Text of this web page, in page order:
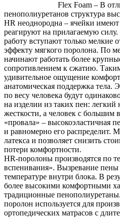
Flex Foam – В
пенополиуретанов структура
HR неоднородна – ячейки
реагируют на прилагаемую силу.
работу вступают только мелкие
эффекту мягкого поролона. По
начинают работать более
сопротивлением к сжатию.
удивительное ощущение
анатомическая поддержка тела.
по весу человека будут
на изделии из таких пен:
жесткости, а человек с большим
«провала» – высокоэластичная
и равномерно его распределит.
латекса и позволяет снизить
потери комфортности.
НR-поролоны производятся по
вспенивания». Вызревание
температуре внутри блока. В
более высокими комфортными
традиционные
поролон используется для
ортопедических матрасов с